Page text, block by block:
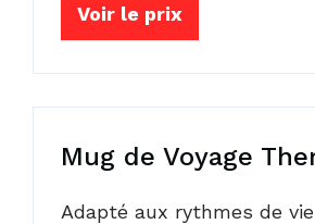
Voir le prix
Mug de Voyage
Adapté aux rythmes de